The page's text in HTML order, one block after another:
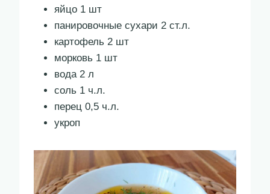
яйцо 1 шт
панировочные сухари 2 ст.л.
картофель 2 шт
морковь 1 шт
вода 2 л
соль 1 ч.л.
перец 0,5 ч.л.
укроп